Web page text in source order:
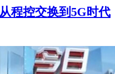
程控交换到5G时代